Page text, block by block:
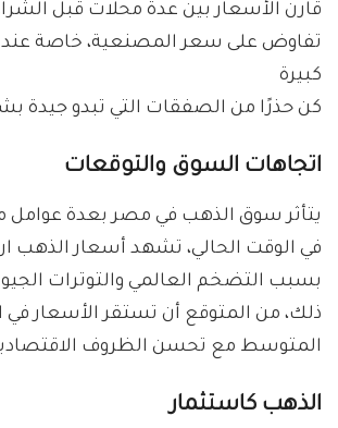
قارن الأسعار بين عدة محلات قبل
تفاوض على سعر المصنعية، خاصة
كبيرة
كن حذرًا من الصفقات التي تبدو جيدة
اتجاهات السوق والتوقعات
يتأثر سوق الذهب في مصر بعدة عوامل
في الوقت الحالي، تشهد أسعار الذهب
بسبب التضخم العالمي والتوترات
ذلك، من المتوقع أن تستقر الأسعار في
المتوسط مع تحسن الظروف
الذهب كاستثمار